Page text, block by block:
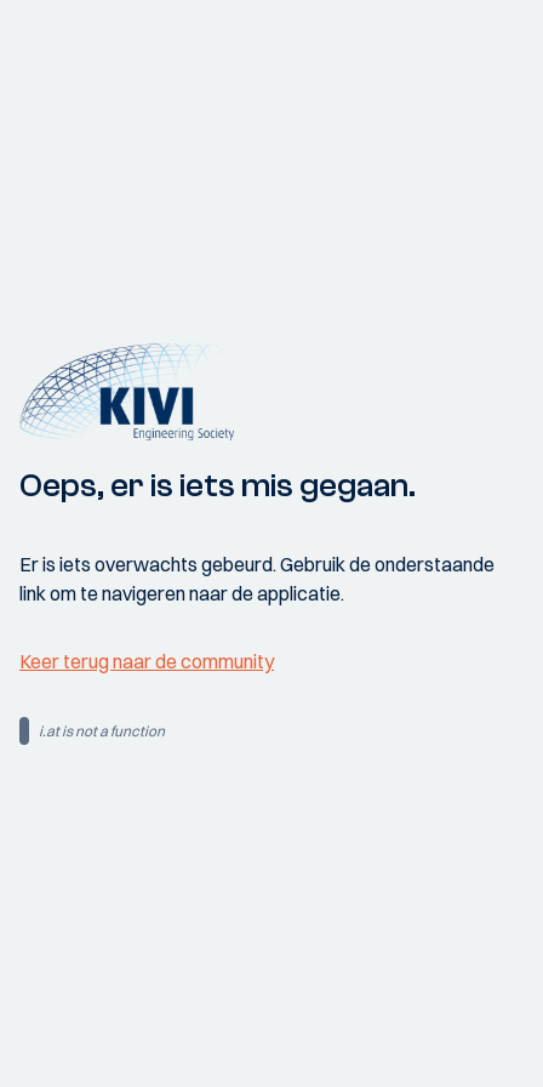
Oeps, er is iets mis gegaan.
Er is iets overwachts gebeurd. Gebruik de onderstaande
link om te navigeren naar de applicatie.
Keer terug naar de community
i.at is not a function